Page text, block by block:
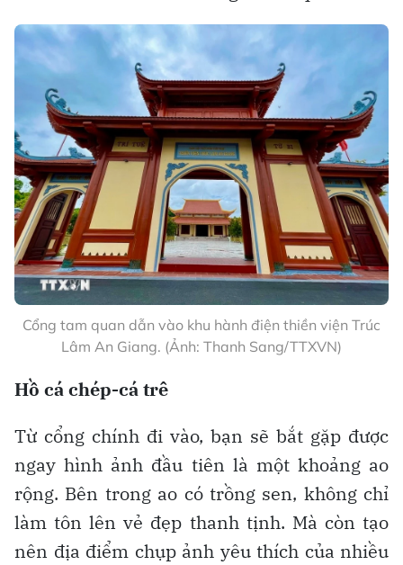
Cổng tam quan dẫn vào khu hành điện thiền viện Trúc
Lâm An Giang. (Ảnh: Thanh Sang/TTXVN)
Hồ cá chép-cá trê
Từ cổng chính đi vào, bạn sẽ bắt gặp được
ngay hình ảnh đầu tiên là một khoảng ao
rộng. Bên trong ao có trồng sen, không chỉ
làm tôn lên vẻ đẹp thanh tịnh. Mà còn tạo
nên địa điểm chụp ảnh yêu thích của nhiều